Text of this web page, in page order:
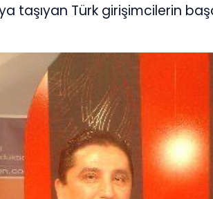
taşıyan Türk girişimcilerin